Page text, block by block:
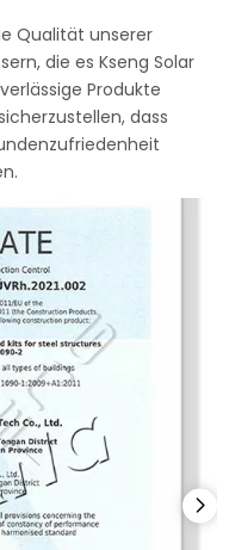
Qualität unserer
die es Kseng Solar
Produkte
dass